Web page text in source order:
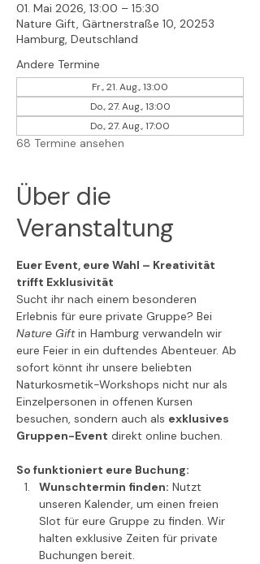
01. Mai 2026, 13:00 – 15:30
Nature Gift, Gärtnerstraße 10, 20253
Hamburg, Deutschland
Andere Termine
Fr., 21. Aug., 13:00
Do., 27. Aug., 13:00
Do., 27. Aug., 17:00
68 Termine ansehen
Über die
Veranstaltung
Euer Event, eure Wahl – Kreativität
trifft Exklusivität
Sucht ihr nach einem besonderen
Erlebnis für eure private Gruppe? Bei
Nature Gift in Hamburg verwandeln wir
eure Feier in ein duftendes Abenteuer. Ab
sofort könnt ihr unsere beliebten
Naturkosmetik-Workshops nicht nur als
Einzelpersonen in offenen Kursen
besuchen, sondern auch als exklusives
Gruppen-Event direkt online buchen.
So funktioniert eure Buchung:
Wunschtermin finden: Nutzt
unseren Kalender, um einen freien
Slot für eure Gruppe zu finden. Wir
halten exklusive Zeiten für private
Buchungen bereit.